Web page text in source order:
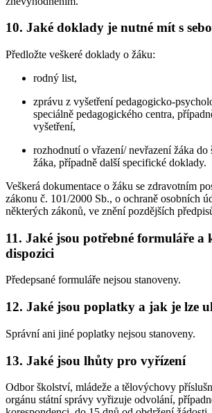
10. Jaké doklady je nutné mít s
Předložte veškeré doklady o žáku:
rodný list,
zprávu z vyšetření pedagogicko-
speciálně pedagogického centra,
vyšetření,
rozhodnutí o vřazení/ nevřazení žáka
žáka, případně další specifické doklady.
Veškerá dokumentace o žáku se zdravotním
zákonu č. 101/2000 Sb., o ochraně osobních
některých zákonů, ve znění pozdějších
11. Jaké jsou potřebné formuláře a
dispozici
Předepsané formuláře nejsou stanoveny.
12. Jaké jsou poplatky a jak je lze
Správní ani jiné poplatky nejsou stanoveny.
13. Jaké jsou lhůty pro vyřízení
Odbor školství, mládeže a tělovýchovy
orgánu státní správy vyřizuje odvolání,